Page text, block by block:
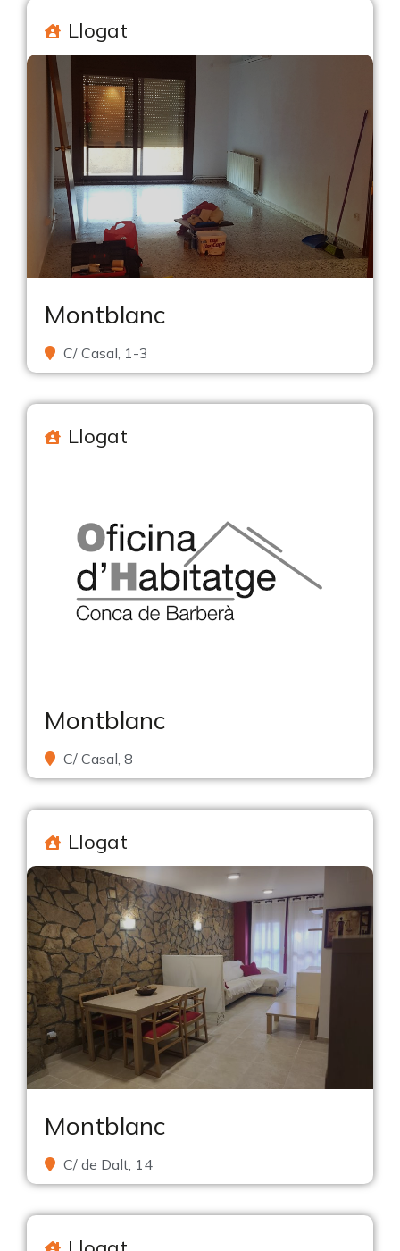
Llogat
Montblanc
C/ Casal, 1-3
Llogat
Montblanc
C/ Casal, 8
Llogat
Montblanc
C/ de Dalt, 14